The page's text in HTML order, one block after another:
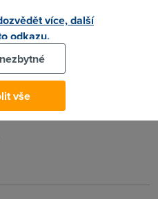
Telecomu zajistujici jeho
vydelavajici na procentech z
na provoz"
více, další
odkazu.
vše